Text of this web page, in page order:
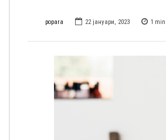
popara 22 јануари, 2023 1 min